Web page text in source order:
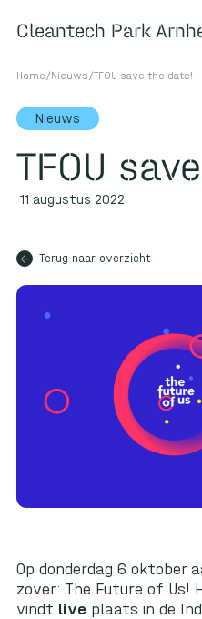
Cleantech Park
Home /Nieuws /TFOU save the date!
Nieuws
TFOU
11 augustus 2022
arrow_back Terug naar overzicht
Op donderdag 6 oktober
zover: The Future of
vindt live plaats in de
Cleantech Park
Over
Ecosysteem
Contact